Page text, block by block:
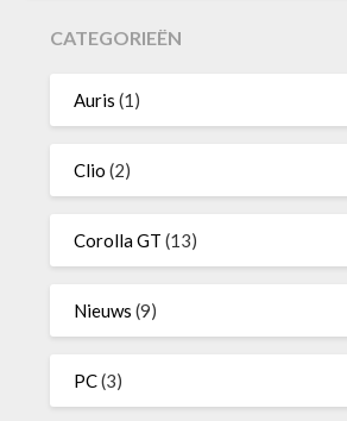
CATEGORIEËN
Auris (1)
Clio (2)
Corolla GT (13)
Nieuws (9)
PC(3)